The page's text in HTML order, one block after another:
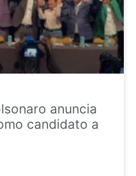
anuncia
candidato a